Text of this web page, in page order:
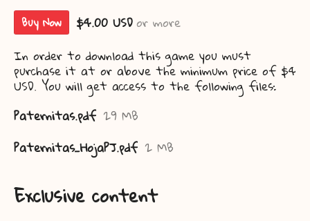
Buy Now $4.00 USDor more
In order to download this game you must
purchase it at or above the minimum price of $4
USD. You will get access to the following files:
Paternitas.pdf 29 MB
Paternitas_HojaPJ.pdf 2 MB
Exclusive content